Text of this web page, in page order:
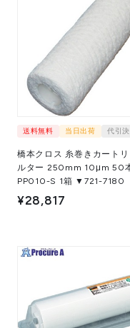
送料無料 当日出荷 代引
橋本クロス 糸巻きカートリ
ルター 250mm 10μm 50
PP010-S 1箱 ▼721-7180
¥28,817